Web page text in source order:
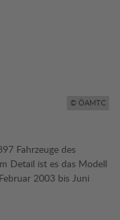
© ÖAMTC
Fahrzeuge des
Detail ist es das Modell
2003 bis Juni